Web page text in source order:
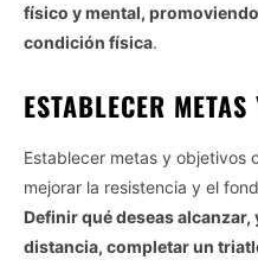
físico y mental,
condición física.
ESTABLECER
Establecer metas y objetivos
mejorar la resistencia y el
Definir qué deseas
distancia, completar un